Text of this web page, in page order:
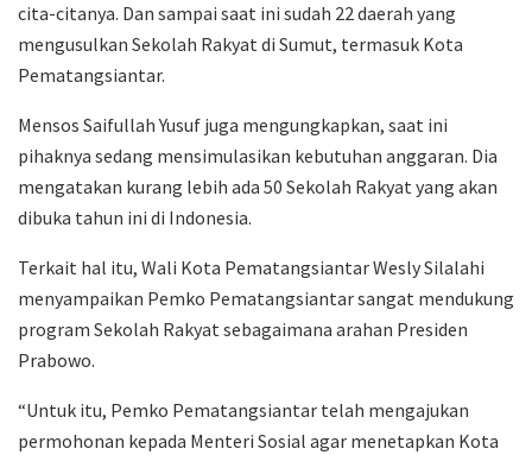
cita-citanya. Dan sampai saat ini sudah 22 daerah yang
mengusulkan Sekolah Rakyat di Sumut, termasuk Kota
Pematangsiantar.
Mensos Saifullah Yusuf juga mengungkapkan, saat ini
pihaknya sedang mensimulasikan kebutuhan anggaran. Dia
mengatakan kurang lebih ada 50 Sekolah Rakyat yang akan
dibuka tahun ini di Indonesia.
Terkait hal itu, Wali Kota Pematangsiantar Wesly Silalahi
menyampaikan Pemko Pematangsiantar sangat mendukung
program Sekolah Rakyat sebagaimana arahan Presiden
Prabowo.
“Untuk itu, Pemko Pematangsiantar telah mengajukan
permohonan kepada Menteri Sosial agar menetapkan Kota